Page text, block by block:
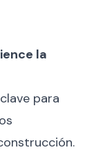
la
para